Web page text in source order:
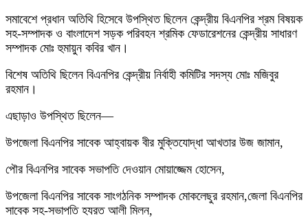
সমাবেশে প্রধান অতিথি হিসেবে উপস্থিত ছিলেন কেন্দ্রীয় বিএনপির শ্রম বিষয়ক
সহ-সম্পাদক ও বাংলাদেশ সড়ক পরিবহন শ্রমিক ফেডারেশনের কেন্দ্রীয় সাধারণ
সম্পাদক মোঃ হুমায়ুন কবির খান।
বিশেষ অতিথি ছিলেন বিএনপির কেন্দ্রীয় নির্বাহী কমিটির সদস্য মোঃ মজিবুর
রহমান।
এছাড়াও উপস্থিত ছিলেন—
উপজেলা বিএনপির সাবেক আহ্বায়ক বীর মুক্তিযোদ্ধা আখতার উজ জামান,
পৌর বিএনপির সাবেক সভাপতি দেওয়ান মোয়াজ্জেম হোসেন,
উপজেলা বিএনপির সাবেক সাংগঠনিক সম্পাদক মোকলেছুর রহমান,জেলা বিএনপির
সাবেক সহ-সভাপতি হযরত আলী মিলন,